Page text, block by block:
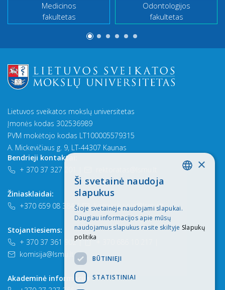
Medicinos
fakultetas
Odontologijos
fakultetas
Lietuvos sveikatos mokslų universitetas
Įmonės kodas 302536989
PVM mokėtojo kodas LT100005579315
A. Mickevičiaus g. 9, LT-44307 Kaunas
Bendrieji kontaktai:
+ 370 37 327 201
Žiniasklaidai:
+370 659 08 384
| komunikacija@lsmu.lt
Stojantiesiems:
+ 370 37 361 902 |
komisija@lsmu.lt
Akademinė informacija
×
Ši svetainė naudoja
slapukus
Šioje svetainėje naudojami slapukai.
Daugiau informacijos apie mūsų
naudojamus slapukus rasite skiltyje Slapukų
politika
BŪTINIEJI
STATISTINIAI